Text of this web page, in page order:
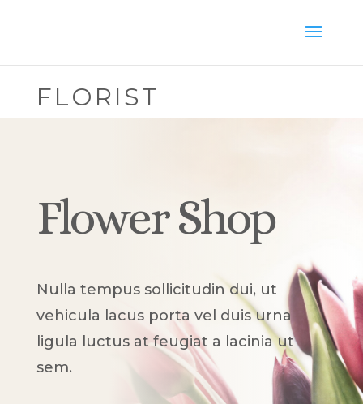
FLORIST
Flower Shop
Nulla tempus sollicitudin dui, ut
vehicula lacus porta vel duis urna
ligula luctus at feugiat a lacinia ut
sem.